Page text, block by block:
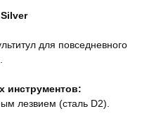
для повседневного
инструментов:
лезвием (сталь D2).